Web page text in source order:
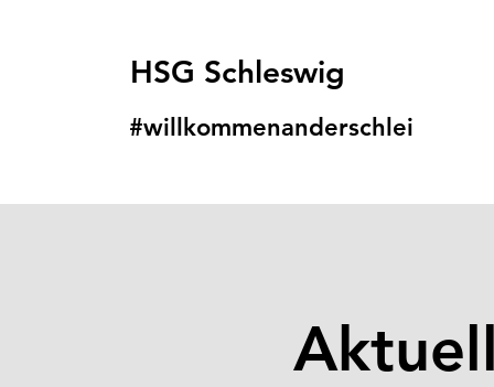
HSG Schleswig
#willkommenanderschlei